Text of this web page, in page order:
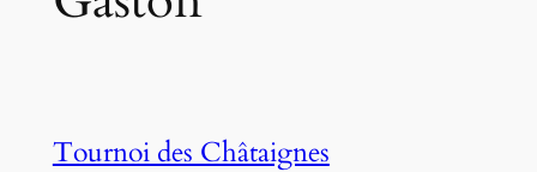
Tournoi des Châtaignes